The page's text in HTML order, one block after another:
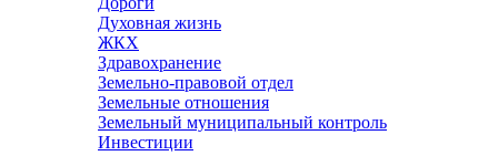
Духовная жизнь
ЖКХ
Здравохранение
Земельно-правовой отдел
Земельные отношения
Земельный муниципальный контроль
Инвестиции